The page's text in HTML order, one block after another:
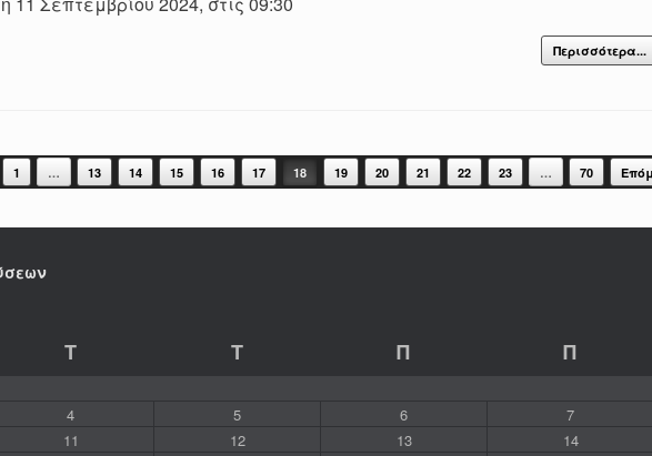
Περισσότερα...
1 … 13 14 15 16 17 18 19 20 21 22 23 … 70
Τ Τ Π Π
4 5 6
7
11 12 13
14